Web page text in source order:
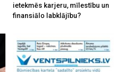
ietekmēs karjeru, mīlestību un
finansiālo labklājību?